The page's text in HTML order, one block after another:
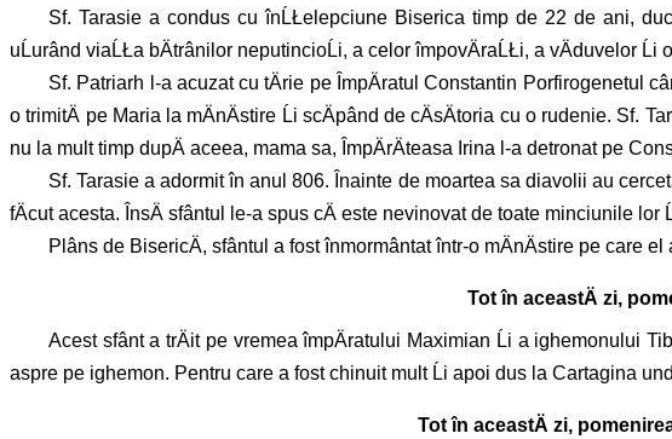
Sf. Tarasie a condus cu înĹŁelepciune Biserica timp de 22 de ani,
uĹurând viaĹŁa bÄtrânilor neputincioĹi, a celor împovÄraĹŁi, a vÄduvelor
Sf. Patriarh l-a acuzat cu tÄrie pe ÎmpÄratul Constantin Porfirogenetul
o trimitÄ pe Maria la mÄnÄstire Ĺi scÄpând de cÄsÄtoria cu o rudenie.
nu la mult timp dupÄ aceea, mama sa, ÎmpÄrÄteasa Irina l-a detronat pe
Sf. Tarasie a adormit în anul 806. Înainte de moartea sa diavolii au
fÄcut acesta. ÎnsÄ sfântul le-a spus cÄ este nevinovat de toate minciunile lor
Plâns de BisericÄ, sfântul a fost înmormântat într-o mÄnÄstire pe care
Tot în aceastÄ zi,
Acest sfânt a trÄit pe vremea împÄratului Maximian Ĺi a ighemonului
aspre pe ighemon. Pentru care a fost chinuit mult Ĺi apoi dus la Cartagina
Tot în aceastÄ zi,